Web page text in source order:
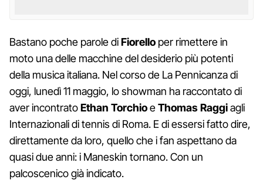
Bastano poche parole diFiorello per rimettere in
moto una delle macchine del desiderio più potenti
della musica italiana. Nel corso de La Pennicanza di
oggi, lunedì 11 maggio, lo showman ha raccontato di
aver incontratoEthan TorchioeThomas Raggiagli
Internazionali di tennis di Roma. E di essersi fatto dire,
direttamente da loro, quello che i fan aspettano da
quasi due anni: i Maneskin tornano. Con un
palcoscenico già indicato.